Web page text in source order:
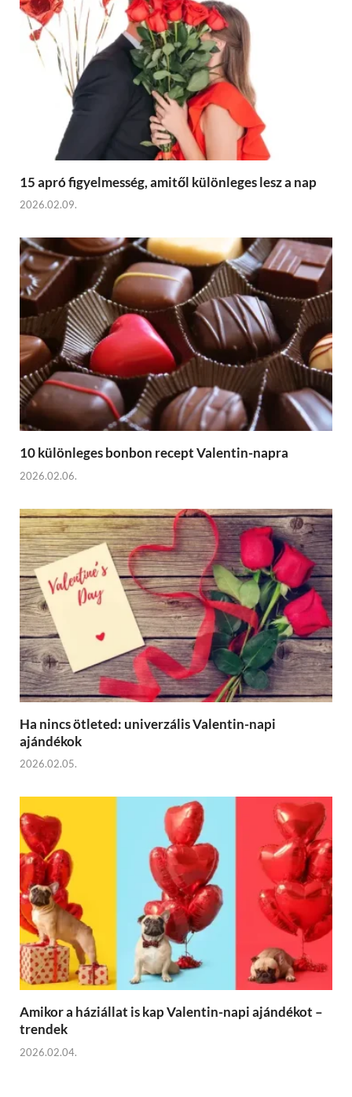
15 apró figyelmesség, amitől különleges lesz a nap
2026.02.09.
10 különleges bonbon recept Valentin-napra
2026.02.06.
Ha nincs ötleted: univerzális Valentin-napi
ajándékok
2026.02.05.
Amikor a háziállat is kap Valentin-napi ajándékot –
trendek
2026.02.04.